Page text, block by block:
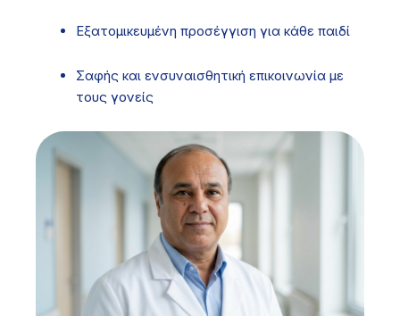
Εξατομικευμένη προσέγγιση για κάθε παιδί
Σαφής και ενσυναισθητική επικοινωνία με
τους γονείς